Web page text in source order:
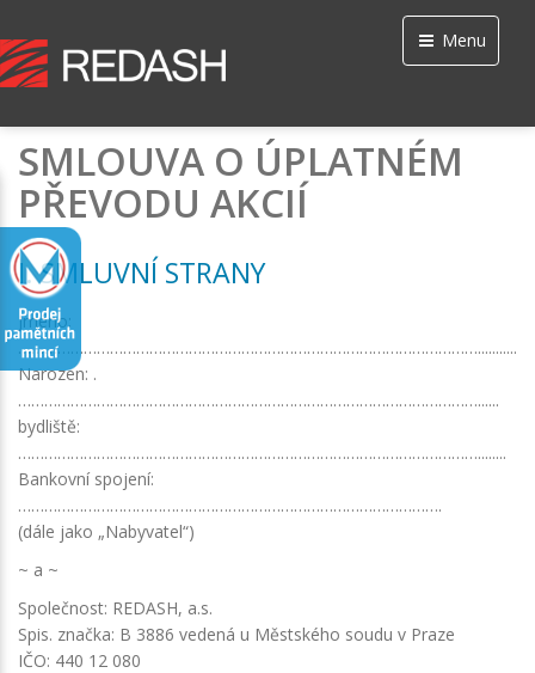
Menu
SMLOUVA O ÚPLATNÉM
PŘEVODU AKCIÍ
I. SMLUVNÍ STRANY
Jméno:
……………………………………………………………………………………………...........
Narozen: .
……………………………………………………………………………………………......
bydliště:
……………………………………………………………………………………………........
Bankovní spojení:
…………………………………………………………………………………….
(dále jako „Nabyvatel“)
~ a ~
Společnost: REDASH, a.s.
Spis. značka: B 3886 vedená u Městského soudu v Praze
IČO: 440 12 080